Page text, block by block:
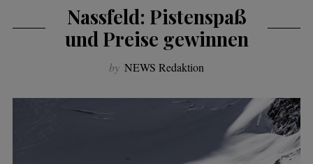
Nassfeld: Pistenspaß
und Preise gewinnen
by NEWS Redaktion